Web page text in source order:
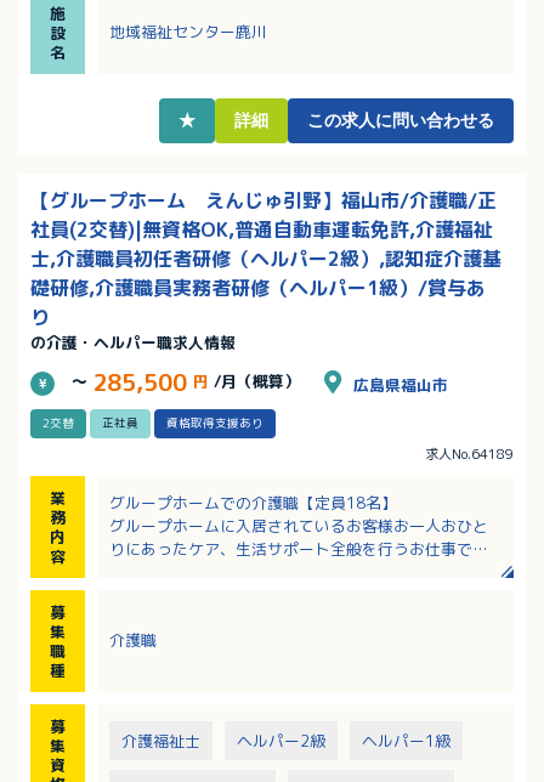
験が浅い方も歓迎いたします
・日・祝に出勤された場合には別途手当の支給あり！
施
設
名
地域福祉センター鹿川
★ 詳細 この求人に問い合わせる
【グループホーム えんじゅ引野】福山市/介護職/正
社員(2交替)|無資格OK,普通自動車運転免許,介護福祉
士,介護職員初任者研修（ヘルパー2級）,認知症介護基
礎研修,介護職員実務者研修（ヘルパー1級）/賞与あ
り
の介護・ヘルパー職求人情報
～ 285,500 円 /月（概算） 広島県福山市
2交替 正社員 資格取得支援あり
求人No.64189
業
務
内
容
グループホームでの介護職【定員18名】
グループホームに入居されているお客様お一人おひと
りにあったケア、生活サポート全般を行うお仕事で
・身の回りのサポート（部屋の掃除・洗濯・食事の準
・お客様の送迎（受診等の外出時）車両運転あり（AT
募
集
職
種
介護職
募
集
資
介護福祉士 ヘルパー2級 ヘルパー1級